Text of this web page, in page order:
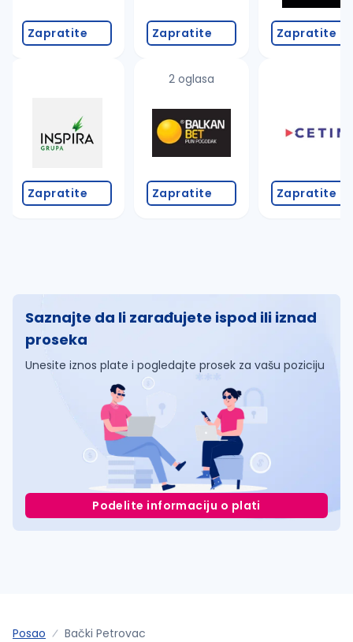
promenite odabrane filtere pretrage
Zapratite
Zapratite
Zapratite
2 oglasa
Zapratite
Zapratite
Zapratite
Saznajte da li zarađujete ispod ili iznad
proseka
Unesite iznos plate i pogledajte prosek za vašu poziciju
Podelite informaciju o plati
Posao Bački Petrovac